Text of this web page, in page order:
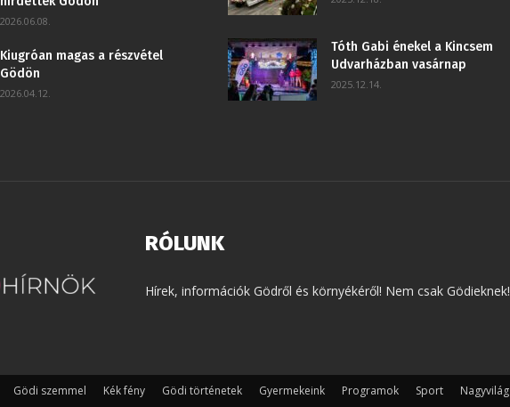
2026.06.08.
Kiugróan magas a részvétel
Gödön
2026.04.12.
Tóth Gabi énekel a Kincsem
Udvarházban vasárnap
2025.12.14.
RÓLUNK
Hírek, információk Gödről és környékéről! Nem csak Gödieknek!
Gödi szemmel Kék fény Gödi történetek Gyermekeink Programok Sport Nagyvilág